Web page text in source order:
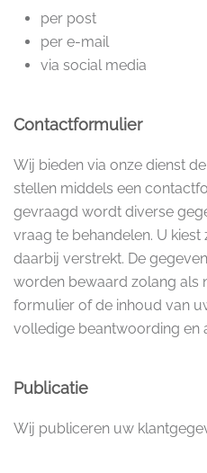
per post
per e-mail
via social media
Contactformulier
Wij bieden via onze dienst
stellen middels een
gevraagd wordt diverse
vraag te behandelen. U
daarbij verstrekt. De
worden bewaard zolang als
formulier of de inhoud van
volledige beantwoording en
Publicatie
Wij publiceren uw